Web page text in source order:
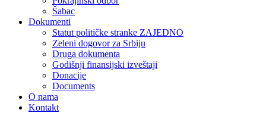
Šabac
Dokumenti
Statut političke stranke ZAJEDNO
Zeleni dogovor za Srbiju
Druga dokumenta
Godišnji finansijski izveštaji
Donacije
Documents
O nama
Kontakt